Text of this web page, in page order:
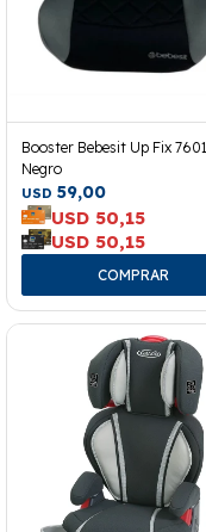
Booster Bebesit Up Fix 7601
Negro
USD 59,00
USD 50,15
USD 50,15